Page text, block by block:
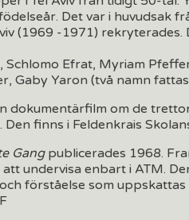
Det var i huvudsak
(1969 -1971)
Schlomo Efrat, Myriam
Gaby Yaron (två namn
dokumentärfilm om de
finns i Feldenkrais
Gangpublicerades 1968.
undervisa enbart i ATM.
förståelse som